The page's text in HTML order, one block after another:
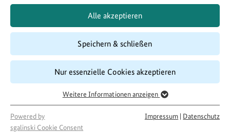
Alle akzeptieren
Speichern & schließen
Nur essenzielle Cookies akzeptieren
Weitere Informationen anzeigen
Powered by
sgalinski Cookie Consent
Impressum | Datenschutz
Website besuchen Download
Laufzeit
06/2020
Soziale Dorfentwicklung
Projektakteur
Use Dorp, use Heimat eG